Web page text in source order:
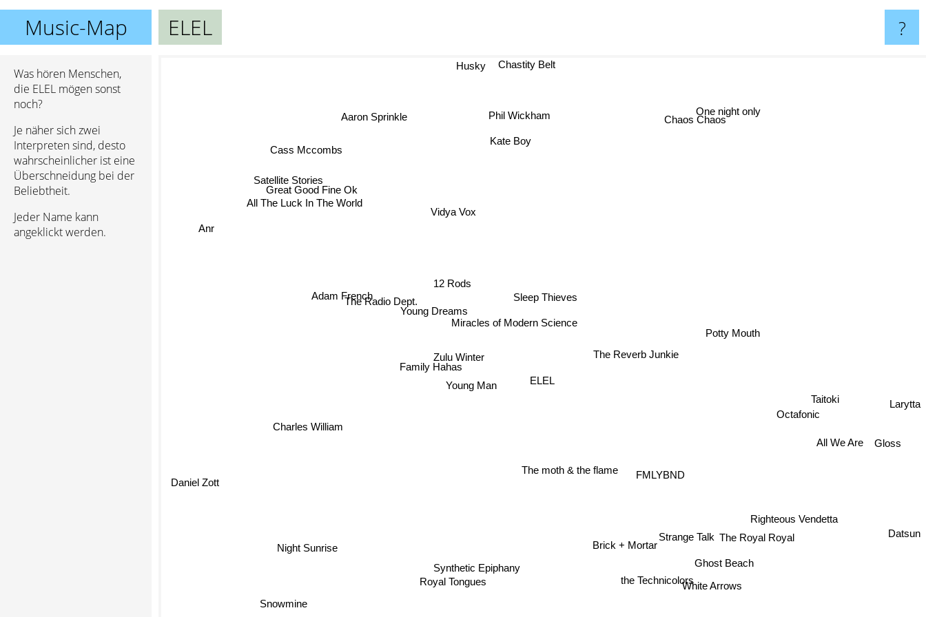
Music-Map ELEL ?
Was hören Menschen,
die ELEL mögen sonst
noch?
Je näher sich zwei
Interpreten sind, desto
wahrscheinlicher ist eine
Überschneidung bei der
Beliebtheit.
Jeder Name kann
angeklickt werden.
ELEL
Young Man
The Reverb Junkie
The moth & the flame
Zulu Winter
Sleep Thieves
Young Dreams
Miracles of Modern Science
FMLYBND
Family Hahas
Charles William
12 Rods
The Radio Dept.
Synthetic Epiphany
Brick + Mortar
Potty Mouth
Vidya Vox
Adam French
Strange Talk
Royal Tongues
Octafonic
Ghost Beach
Kate Boy
Great Good Fine Ok
the Technicolors
White Arrows
The Royal Royal
Taitoki
Phil Wickham
All The Luck In The World
Night Sunrise
Righteous Vendetta
All We Are
Chaos Chaos
Aaron Sprinkle
Cass Mccombs
Snowmine
Datsun
One night only
Chastity Belt
Satellite Stories
Daniel Zott
Larytta
Husky
Anr